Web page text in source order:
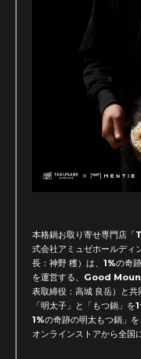
本格鍋お取り寄せ専門店
式会社アミュゼホールディ
長：神野 穫）は、1%の奇
を運営する、Good
表取締役：高城 良岳）と
「明太子」と「もつ鍋」
1%の奇跡の明太もつ鍋
オンラインストアから全国